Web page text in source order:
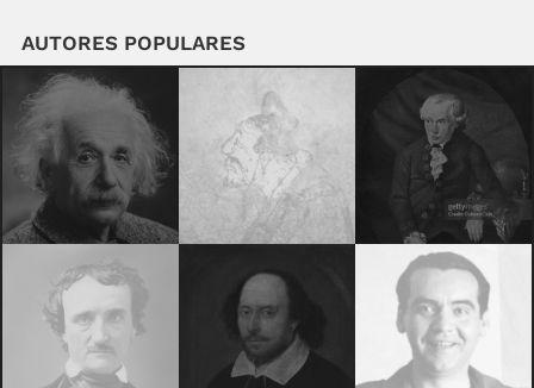
AUTORES POPULARES